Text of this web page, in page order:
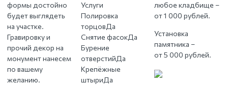
формы достойно
будет выглядеть
на участке.
Гравировку и
прочий декор на
монумент нанесем
по вашему
желанию.
Услуги
Полировка
торцовДа
Снятие фасокДа
Бурение
отверстийДа
Крепёжные
штыриДа
любое кладбище –
от 1 000 рублей.
Установка
памятника –
от 5 000 рублей.